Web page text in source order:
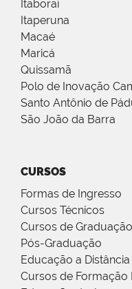
Itaboraí
Itaperuna
Macaé
Maricá
Quissamã
Polo de Inovação
Santo Antônio de
São João da Barra
CURSOS
Formas de Ingresso
Cursos Técnicos
Cursos de Graduação
Pós-Graduação
Educação a Distância
Cursos de Formação